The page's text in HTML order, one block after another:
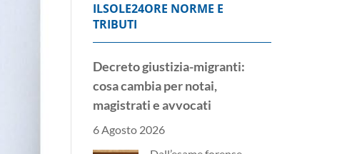
ILSOLE24ORE NORME E
TRIBUTI
Decreto giustizia-migranti:
cosa cambia per notai,
magistrati e avvocati
6 Agosto 2026